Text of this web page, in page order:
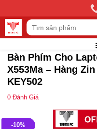
to
content
Tìm
kiếm:
Bàn Phím Cho
X553Ma – Hàng
KEY502
0 Đánh Giá
-10%